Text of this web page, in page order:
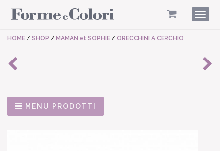
HOME / SHOP / MAMAN et SOPHIE / ORECCHINI A CERCHIO
MENU PRODOTTI